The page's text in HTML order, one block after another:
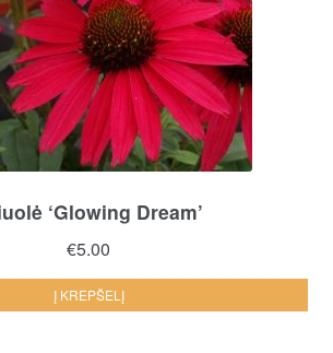
‘Glowing Dream’
€5.00
Į KREPŠELĮ